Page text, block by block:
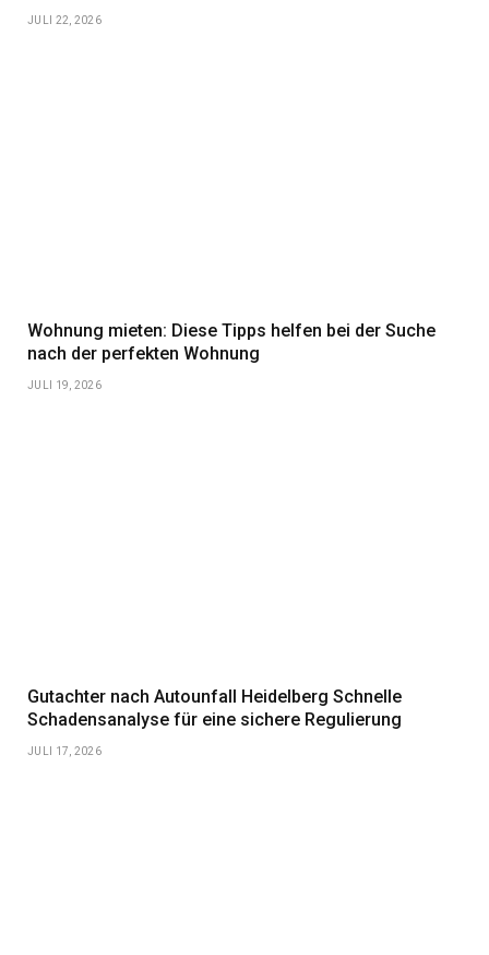
JULI 22, 2026
Wohnung mieten: Diese Tipps helfen bei der Suche
nach der perfekten Wohnung
JULI 19, 2026
Gutachter nach Autounfall Heidelberg Schnelle
Schadensanalyse für eine sichere Regulierung
JULI 17, 2026